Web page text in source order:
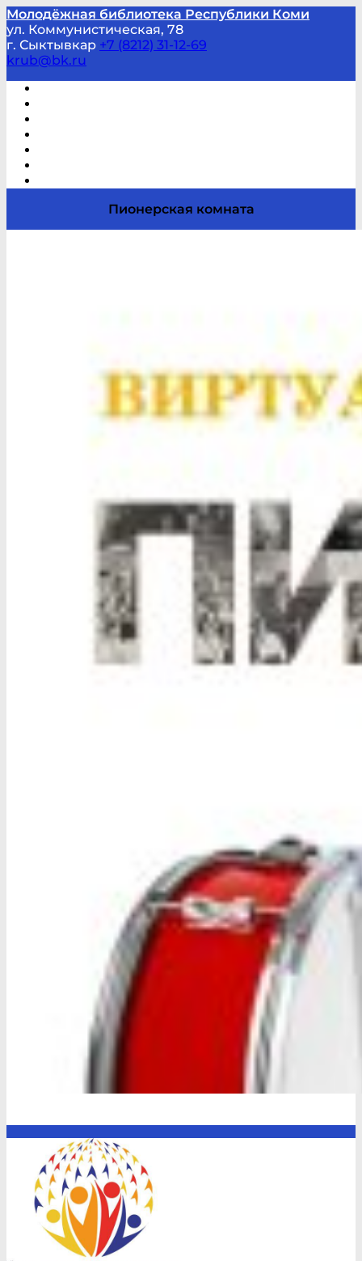
Молодёжная библиотека Республики Коми
ул. Коммунистическая, 78
г. Сыктывкар +7 (8212) 31-12-69
krub@bk.ru
Пионерская комната